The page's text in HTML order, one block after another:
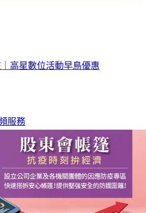
高星數位活動早鳥優惠
服務